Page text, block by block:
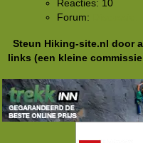
Reacties: 10
Forum:
Steun Hiking-site.nl door
links (een kleine